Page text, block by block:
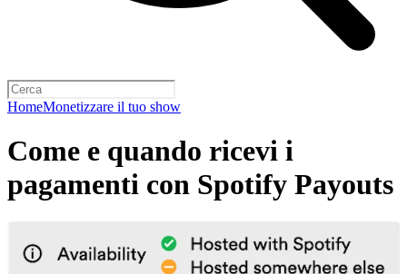
HomeMonetizzare il tuo show
Come e quando ricevi i
pagamenti con Spotify Payouts